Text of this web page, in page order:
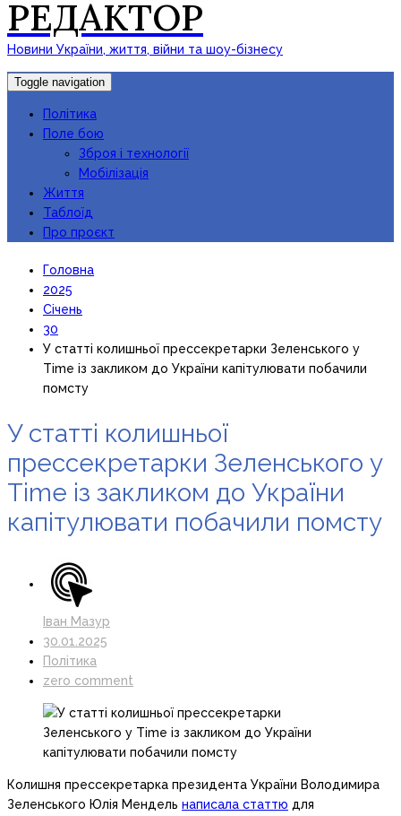
РЕДАКТОР
Новини України, життя, війни та шоу-бізнесу
Toggle navigation
Політика
Поле бою
Зброя і технології
Мобілізація
Життя
Таблоїд
Про проєкт
Головна
2025
Січень
30
У статті колишньої прессекретарки Зеленського у
Time із закликом до України капітулювати побачили
помсту
У статті колишньої
прессекретарки Зеленського у
Time із закликом до України
капітулювати побачили помсту
Іван Мазур
30.01.2025
Політика
zero comment
Колишня прессекретарка президента України Володимира
Зеленського Юлія Мендель написала статтю для